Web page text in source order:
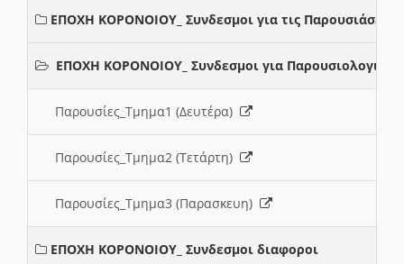
ΕΠΟΧΗ ΚΟΡΟΝΟΙΟΥ_ Συνδεσμοι για τις Παρουσιάσεις
ΕΠΟΧΗ ΚΟΡΟΝΟΙΟΥ_ Συνδεσμοι για Παρουσιολογια
Παρουσίες_Τμημα1 (Δευτέρα)
Παρουσίες_Τμημα2 (Τετάρτη)
Παρουσίες_Τμημα3 (Παρασκευη)
ΕΠΟΧΗ ΚΟΡΟΝΟΙΟΥ_ Συνδεσμοι διαφοροι